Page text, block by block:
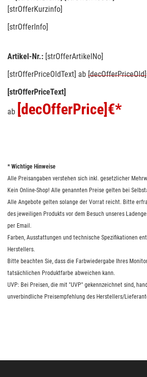
[strOfferKurzinfo]
[strOfferInfo]
Artikel-Nr.: [strOfferArtikelNo]
[strOfferPriceOldText] ab [decOfferPriceOld]
[strOfferPriceText]
ab [decOfferPrice] €*
* Wichtige Hinweise
Alle Preisangaben verstehen sich inkl. gesetzlicher
Kein Online-Shop! Alle genannten Preise gelten bei
Alle Angebote gelten solange der Vorrat reicht. Bitte
des jeweiligen Produkts vor dem Besuch unseres
per Email.
Farben, Ausstattungen und technische Spezifikationen
Herstellers.
Bitte beachten Sie, dass die Farbwiedergabe Ihres
tatsächlichen Produktfarbe abweichen kann.
UVP: Bei Preisen, die mit "UVP" gekennzeichnet sind,
unverbindliche Preisempfehlung des Herstellers/